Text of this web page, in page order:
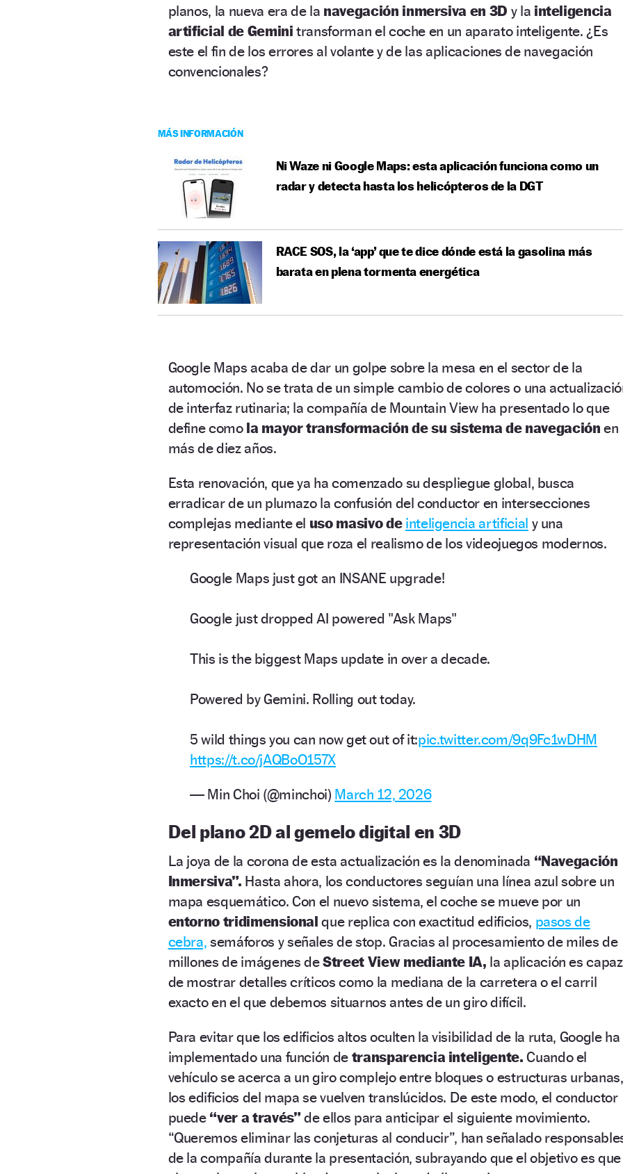
planos, la nueva era de la navegación inmersiva en 3D y la inteligencia
artificial de Gemini transforman el coche en un aparato inteligente. ¿Es
este el fin de los errores al volante y de las aplicaciones de navegación
convencionales?
MÁS INFORMACIÓN
Ni Waze ni Google Maps: esta aplicación funciona como un
radar y detecta hasta los helicópteros de la DGT
RACE SOS, la ‘app’ que te dice dónde está la gasolina más
barata en plena tormenta energética
Google Maps acaba de dar un golpe sobre la mesa en el sector de la
automoción. No se trata de un simple cambio de colores o una
de interfaz rutinaria; la compañía de Mountain View ha presentado lo que
define como la mayor transformación de su sistema de navegación en
más de diez años.
Esta renovación, que ya ha comenzado su despliegue global, busca
erradicar de un plumazo la confusión del conductor en intersecciones
complejas mediante el uso masivo de inteligencia artificial y una
representación visual que roza el realismo de los videojuegos modernos.
Google Maps just got an INSANE upgrade!
Google just dropped AI powered "Ask Maps"
This is the biggest Maps update in over a decade.
Powered by Gemini. Rolling out today.
5 wild things you can now get out of it:pic.twitter.com/9q9Fc1wDHM
https://t.co/jAQBoO157X
— Min Choi (@minchoi) March 12, 2026
Del plano 2D al gemelo digital en 3D
La joya de la corona de esta actualización es la denominada “Navegación
Inmersiva”. Hasta ahora, los conductores seguían una línea azul sobre un
mapa esquemático. Con el nuevo sistema, el coche se mueve por un
entorno tridimensional que replica con exactitud edificios, pasos de
cebra, semáforos y señales de stop. Gracias al procesamiento de miles de
millones de imágenes deStreet View mediante IA, la aplicación es capaz
de mostrar detalles críticos como la mediana de la carretera o el carril
exacto en el que debemos situarnos antes de un giro difícil.
Para evitar que los edificios altos oculten la visibilidad de la ruta, Google ha
implementado una función de transparencia inteligente. Cuando el
vehículo se acerca a un giro complejo entre bloques o estructuras urbanas,
los edificios del mapa se vuelven translúcidos. De este modo, el conductor
puede “ver a través” de ellos para anticipar el siguiente movimiento.
“Queremos eliminar las conjeturas al conducir”, han señalado
de la compañía durante la presentación, subrayando que el objetivo es que